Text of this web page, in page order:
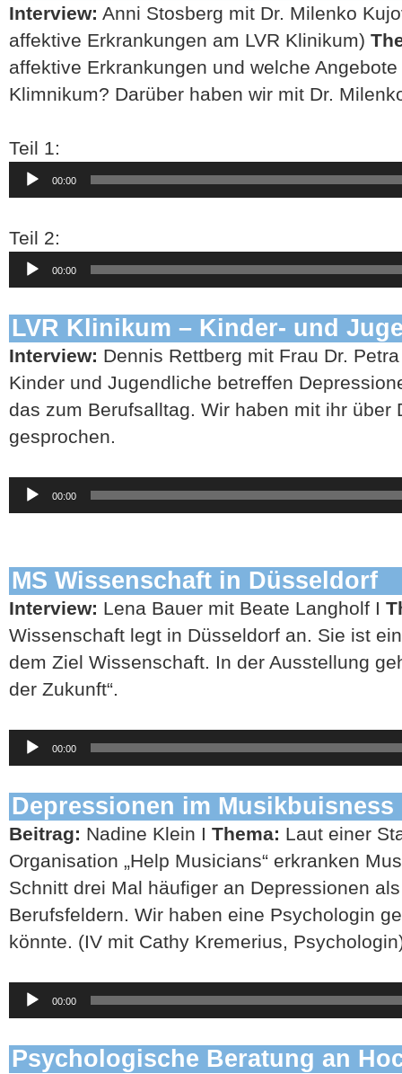
Interview: Anni Stosberg mit Dr. Milenko
affektive Erkrankungen am LVR Klinikum)
affektive Erkrankungen und welche
Klimnikum? Darüber haben wir mit Dr.
Teil 1:
Audio-
Player
00:00
Teil 2:
Audio-
Player
00:00
LVR Klinikum – Kinder- und
Interview: Dennis Rettberg mit Frau Dr.
Kinder und Jugendliche betreffen
das zum Berufsalltag. Wir haben mit ihr über
gesprochen.
Audio-
Player
00:00
MS Wissenschaft in Düsseldorf
Interview: Lena Bauer mit Beate Langholf I
Wissenschaft legt in Düsseldorf an. Sie ist
dem Ziel Wissenschaft. In der Ausstellung
der Zukunft“.
Audio-
Player
00:00
Depressionen im Musikbuisness
Beitrag: Nadine Klein I Thema: Laut einer
Organisation „Help Musicians“ erkranken
Schnitt drei Mal häufiger an Depressionen
Berufsfeldern. Wir haben eine Psychologin
könnte. (IV mit Cathy Kremerius,
Audio-
Player
00:00
Psychologische Beratung an